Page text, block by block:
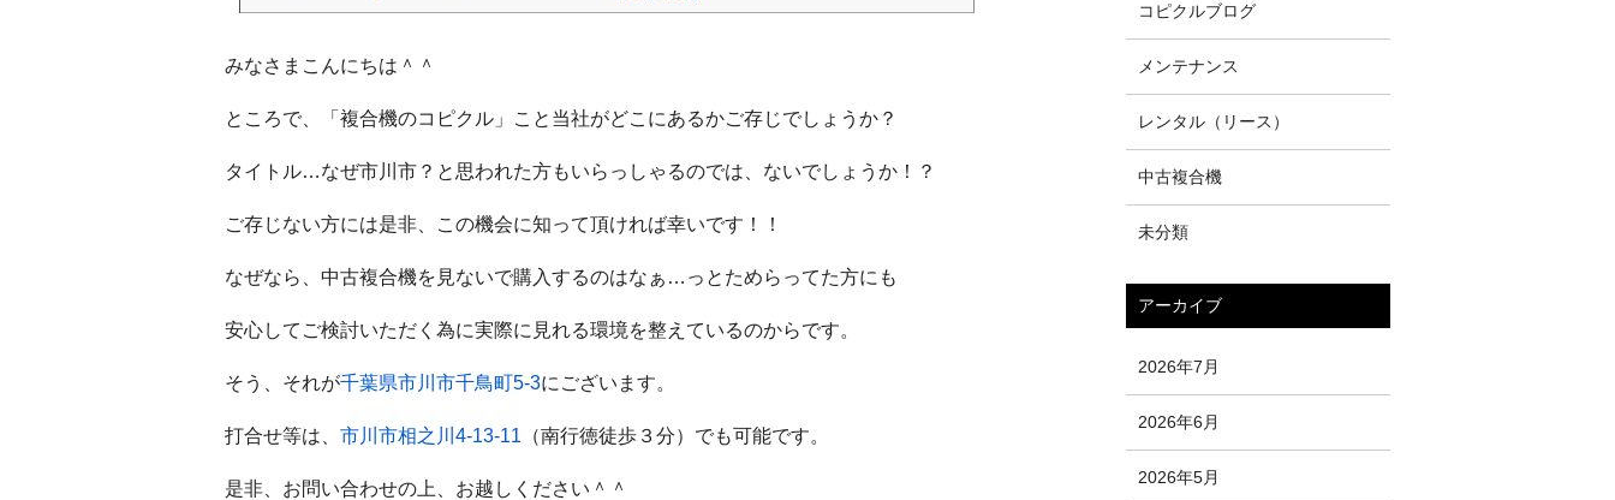
みなさまこんにちは＾＾
ところで、「複合機のコピクル」こと当社がどこにあるかご存じでしょうか？
タイトル…なぜ市川市？と思われた方もいらっしゃるのでは、ないでしょうか！？
ご存じない方には是非、この機会に知って頂ければ幸いです！！
なぜなら、中古複合機を見ないで購入するのはなぁ…っとためらってた方にも
安心してご検討いただく為に実際に見れる環境を整えているのからです。
そう、それが千葉県市川市千鳥町5-3にございます。
打合せ等は、 市川市相之川4-13-11 （南行徳徒歩３分）でも可能です。
是非、お問い合わせの上、お越しください＾＾
コピクルブログ
メンテナンス
レンタル（リース）
中古複合機
未分類
アーカイブ
2026年7月
2026年6月
2026年5月